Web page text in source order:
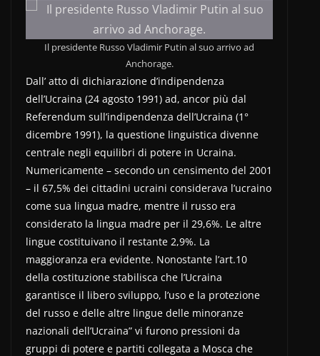
Il presidente Russo Vladimir Putin al suo arrivo ad
Anchorage.
Dall’ atto di dichiarazione d’indipendenza
dell’Ucraina (24 agosto 1991) ad, ancor più dal
Referendum sull’indipendenza dell’Ucraina (1°
dicembre 1991), la questione linguistica divenne
centrale negli equilibri di potere in Ucraina.
Numericamente – secondo un censimento del 2001
– il 67,5% dei cittadini ucraini considerava l’ucraino
come sua lingua madre, mentre il russo era
considerato la lingua madre per il 29,6%. Le altre
lingue costituivano il restante 2,9%. La
maggioranza era evidente. Nonostante l’art.10
della costituzione stabilisca che l’Ucraina
garantisce il libero sviluppo, l’uso e la protezione
del russo e delle altre lingue delle minoranze
nazionali dell’Ucraina” vi furono pressioni da
gruppi di potere e partiti collegata a Mosca che